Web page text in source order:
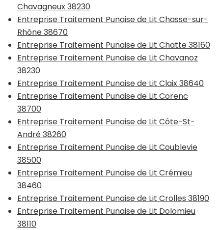
Chavagneux 38230
Entreprise Traitement Punaise de Lit Chasse-sur-
Rhône 38670
Entreprise Traitement Punaise de Lit Chatte 38160
Entreprise Traitement Punaise de Lit Chavanoz
38230
Entreprise Traitement Punaise de Lit Claix 38640
Entreprise Traitement Punaise de Lit Corenc
38700
Entreprise Traitement Punaise de Lit Côte-St-
André 38260
Entreprise Traitement Punaise de Lit Coublevie
38500
Entreprise Traitement Punaise de Lit Crémieu
38460
Entreprise Traitement Punaise de Lit Crolles 38190
Entreprise Traitement Punaise de Lit Dolomieu
38110